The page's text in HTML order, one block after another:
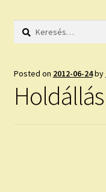
HOLDNAPTÁR
NAPI ASZTROLÓGIA
Keresés:
Posted on 2012-06-24by